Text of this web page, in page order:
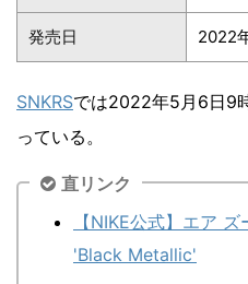
発売日 2022
SNKRSでは2022年5月6日9
っている。
直リンク
【NIKE公式】エア
'Black Metallic'